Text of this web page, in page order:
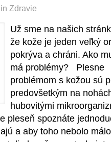
Zdravie
Už sme na našich
že kože je jeden veľký
pokrýva a chráni. Ako
má problémy?
problémom s kožou sú
predovšetkým na
hubovitými
pleseň spoznáte
a aby toho nebolo